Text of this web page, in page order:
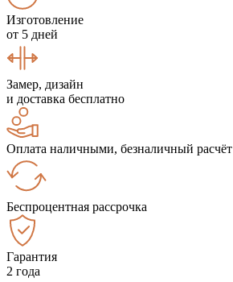
Изготовление
от 5 дней
Замер, дизайн
и доставка бесплатно
Оплата наличными, безналичный расчёт
Беспроцентная рассрочка
Гарантия
2 года